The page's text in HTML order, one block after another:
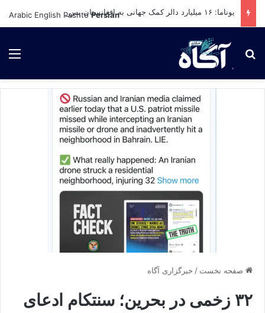
یوناما: ۱۶ میلیارد دالر کمک جهانی به افغانستان پس از بازگشت طالبان؛ اما بحران همچنان ادامه دارد
برای جستجو
صفحه نخست / خبرگزاری آگاه
۳۲ زخمی در بحرین؛ سنتکام ادعای
Arabic English Pashto Persian